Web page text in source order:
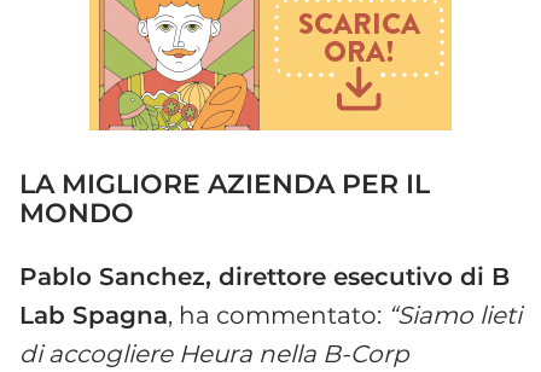
LA MIGLIORE AZIENDA PER IL
MONDO
Pablo Sanchez, direttore esecutivo di B
Lab Spagna, ha commentato: “Siamo lieti
di accogliere Heura nella B-Corp